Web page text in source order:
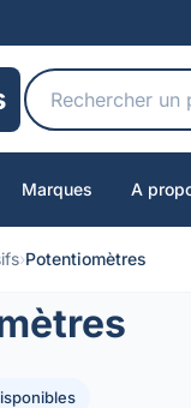
Marques A
›Potentiomètres